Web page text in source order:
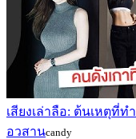
เสียงเล่าลือ: ต้นเหตุที่ท
อวสานcandy